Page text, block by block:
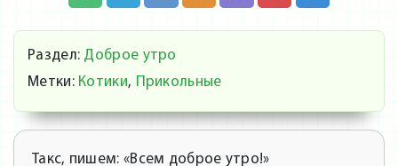
Раздел: Доброе утро
Метки: Котики, Прикольные
Такс, пишем: «Всем доброе утро!»